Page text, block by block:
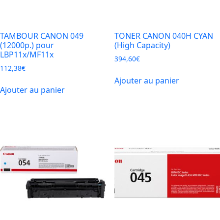
TAMBOUR CANON 049
(12000p.) pour
LBP11x/MF11x
112,38€
Ajouter au panier
TONER CANON 040H CYAN
(High Capacity)
394,60€
Ajouter au panier